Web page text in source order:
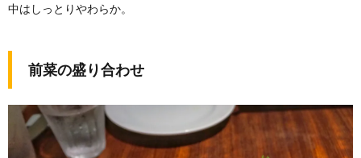
中はしっとりやわらか。
前菜の盛り合わせ